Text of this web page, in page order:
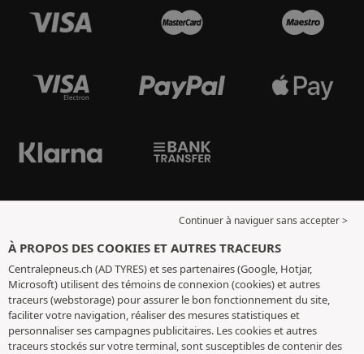
Continuer à naviguer sans accepter >
À PROPOS DES COOKIES ET AUTRES TRACEURS
Centralepneus.ch (AD TYRES) et ses partenaires (Google, Hotjar,
Microsoft) utilisent des témoins de connexion (cookies) et autres
traceurs (webstorage) pour assurer le bon fonctionnement du site,
faciliter votre navigation, réaliser des mesures statistiques et
personnaliser ses campagnes publicitaires. Les cookies et autres
traceurs stockés sur votre terminal, sont susceptibles de contenir des